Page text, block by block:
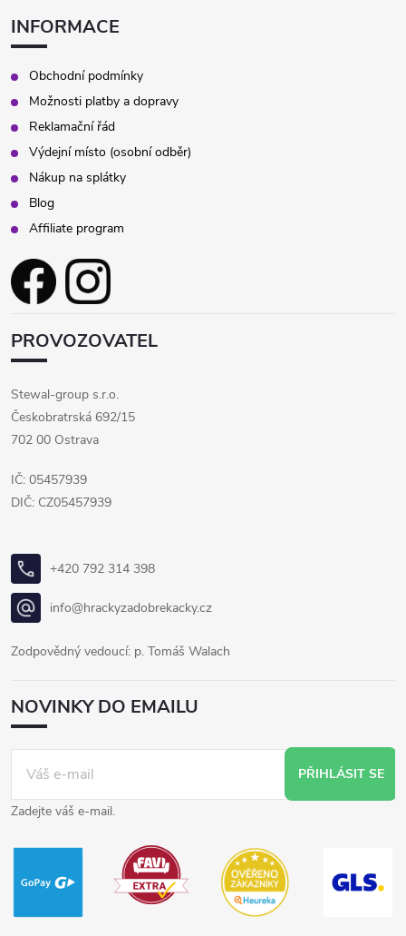
INFORMACE
Obchodní podmínky
Možnosti platby a dopravy
Reklamační řád
Výdejní místo (osobní odběr)
Nákup na splátky
Blog
Affiliate program
PROVOZOVATEL
Stewal-group s.r.o.
Českobratrská 692/15
702 00 Ostrava
IČ: 05457939
DIČ: CZ05457939
+420 792 314 398
info@hrackyzadobrekacky.cz
Zodpovědný vedoucí: p. Tomáš Walach
NOVINKY DO EMAILU
PŘIHLÁSIT SE
Zadejte váš e-mail.